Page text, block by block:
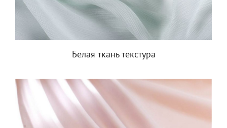
Белая ткань текстура